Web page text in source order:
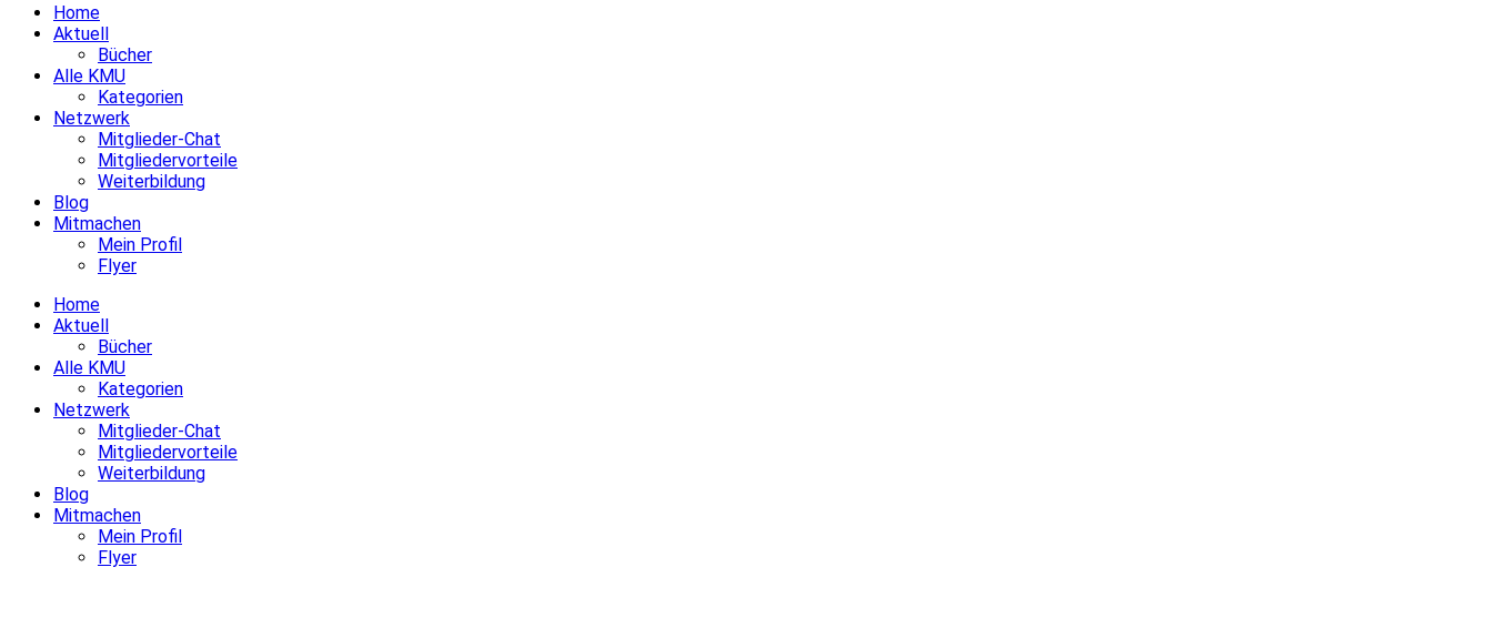
Home
Aktuell
Bücher
Alle KMU
Kategorien
Netzwerk
Mitglieder-Chat
Mitgliedervorteile
Weiterbildung
Blog
Mitmachen
Mein Profil
Flyer
Home
Aktuell
Bücher
Alle KMU
Kategorien
Netzwerk
Mitglieder-Chat
Mitgliedervorteile
Weiterbildung
Blog
Mitmachen
Mein Profil
Flyer